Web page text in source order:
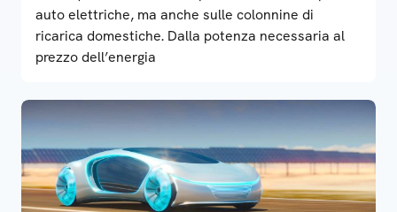
auto elettriche, ma anche sulle colonnine di
ricarica domestiche. Dalla potenza necessaria al
prezzo dell’energia